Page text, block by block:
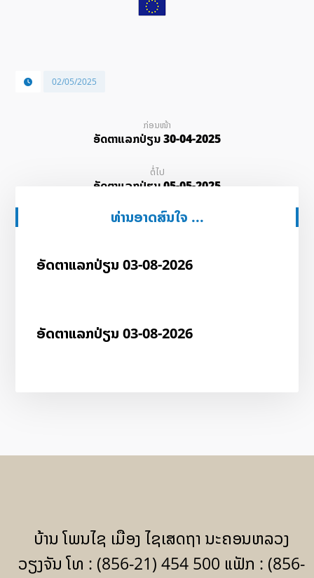
02/05/2025
ກ່ອນໜ້າ
ອັດ​ຕາ​ແລກ​ປ່ຽນ 30-04-2025
ຕໍ່ໄປ
ອັດ​ຕາ​ແລກ​ປ່ຽນ 05-05-2025
ທ່ານອາດສົນໃຈ ...
ອັດ​ຕາ​ແລກ​ປ່ຽນ 03-08-2026
ອັດ​ຕາ​ແລກ​ປ່ຽນ 03-08-2026
ບ້ານ ໂພນໄຊ ເມືອງ ໄຊເສດຖາ ນະຄອນຫລວງ
ວຽງຈັນ ໂທ : (856-21) 454 500 ແຟັກ : (856-